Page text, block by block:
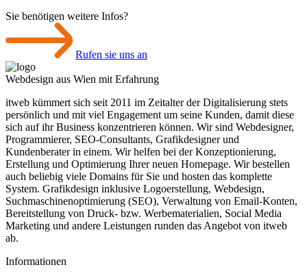
Sie benötigen weitere Infos?
Rufen sie uns an
Webdesign aus Wien mit Erfahrung
itweb kümmert sich seit 2011 im Zeitalter der Digitalisierung stets
persönlich und mit viel Engagement um seine Kunden, damit diese
sich auf ihr Business konzentrieren können. Wir sind Webdesigner,
Programmierer, SEO-Consultants, Grafikdesigner und
Kundenberater in einem. Wir helfen bei der Konzeptionierung,
Erstellung und Optimierung Ihrer neuen Homepage. Wir bestellen
auch beliebig viele Domains für Sie und hosten das komplette
System. Grafikdesign inklusive Logoerstellung, Webdesign,
Suchmaschinen­optimierung (SEO), Verwaltung von Email-Konten,
Bereitstellung von Druck- bzw. Werbematerialien, Social Media
Marketing und andere Leistungen runden das Angebot von itweb
ab.
Informationen